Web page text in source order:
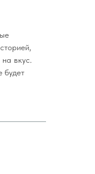
вкус.
будет